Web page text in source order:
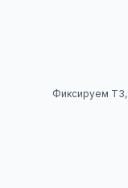
Фиксируем ТЗ,